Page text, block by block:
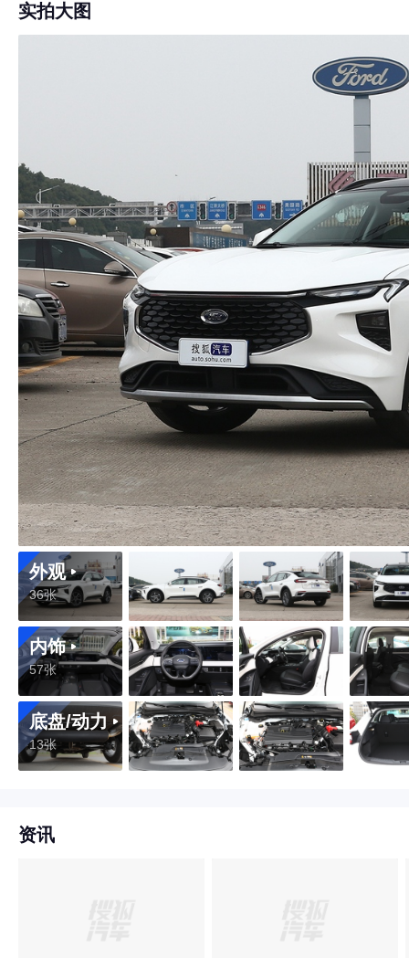
实拍大图
外观
36张
内饰
57张
底盘/动力
13张
资讯